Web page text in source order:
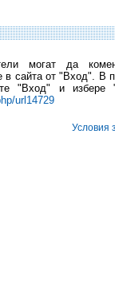
могат да
в сайта от "Вход". В
"Вход" и избере
url14729
Условия